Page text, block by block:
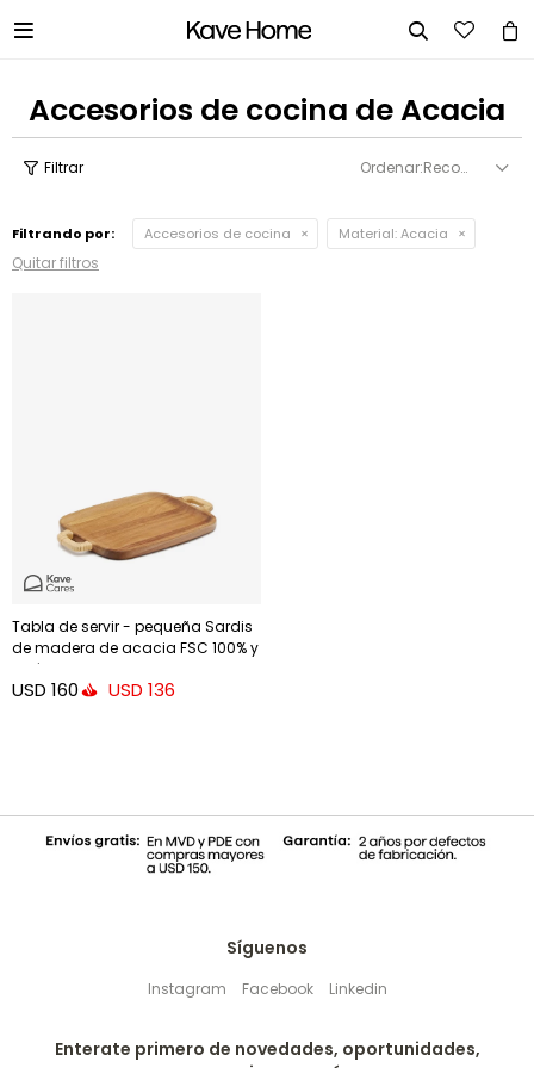
 
Accesorios de cocina de Acacia
Recomendados
Filtrando por: Accesorios de cocina Material:Acacia
Quitar filtros
Tabla de servir - pequeña Sardis
de madera de acacia FSC 100% y
ratán
USD 160 USD 136
Síguenos
Instagram Facebook Linkedin
Enterate primero de novedades, oportunidades,